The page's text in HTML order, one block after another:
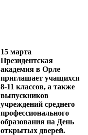
15 марта
Президентская
академия в Орле
приглашает учащихся
8-11 классов, а также
выпускников
учреждений среднего
профессионального
образования на День
открытых дверей.